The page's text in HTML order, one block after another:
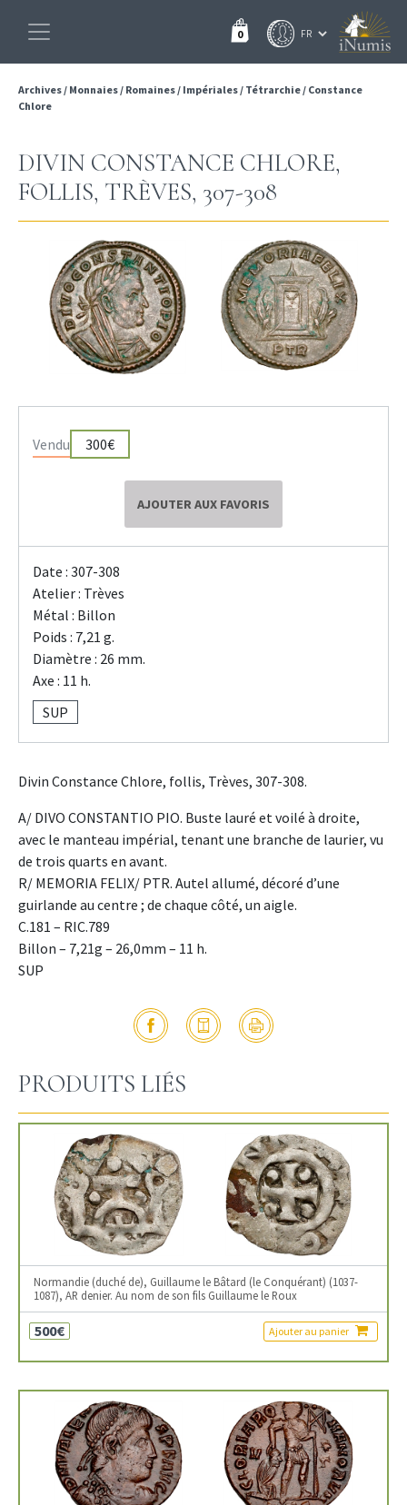
0
Archives/ Monnaies/ Romaines/ Impériales/ Tétrarchie/ Constance
Chlore
DIVIN CONSTANCE CHLORE,
FOLLIS, TRÈVES, 307-308
Vendu 300€
AJOUTER AUX FAVORIS
Date : 307-308
Atelier : Trèves
Métal : Billon
Poids : 7,21 g.
Diamètre : 26 mm.
Axe : 11 h.
SUP
Divin Constance Chlore, follis, Trèves, 307-308.
A/ DIVO CONSTANTIO PIO. Buste lauré et voilé à droite,
avec le manteau impérial, tenant une branche de laurier, vu
de trois quarts en avant.
R/ MEMORIA FELIX/ PTR. Autel allumé, décoré d’une
guirlande au centre ; de chaque côté, un aigle.
C.181 – RIC.789
Billon – 7,21g – 26,0mm – 11 h.
SUP
PRODUITS LIÉS
Normandie (duché de), Guillaume le Bâtard (le Conquérant) (1037-
1087), AR denier. Au nom de son fils Guillaume le Roux
500€ Ajouter au panier